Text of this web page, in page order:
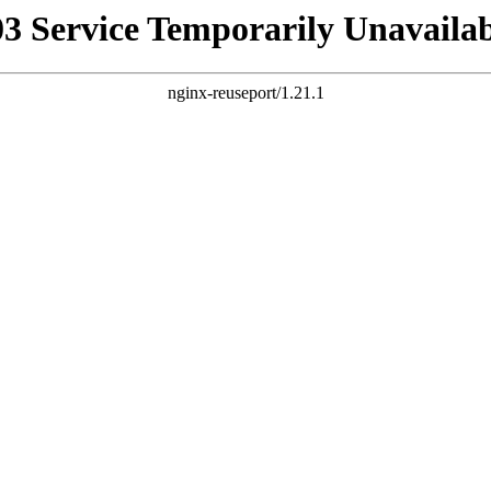
Service Temporarily
nginx-reuseport/1.21.1